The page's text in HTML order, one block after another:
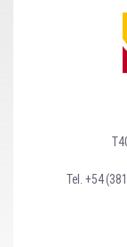
Tel. +54